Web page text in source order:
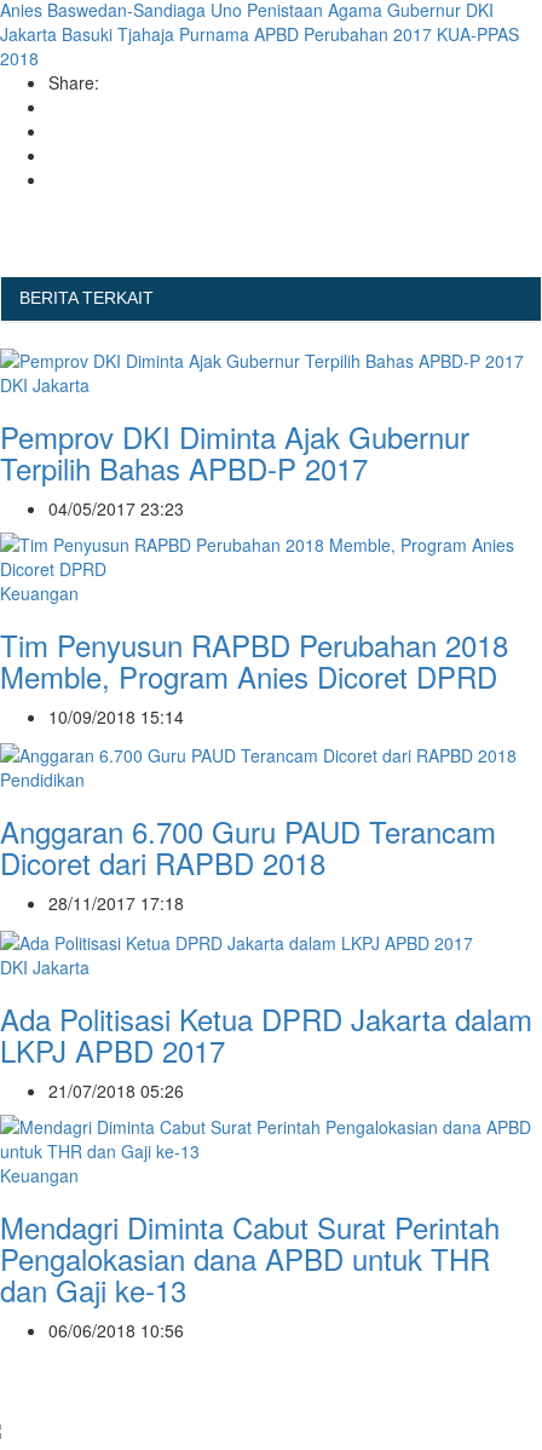
Anies Baswedan-Sandiaga Uno Penistaan Agama Gubernur DKI
Jakarta Basuki Tjahaja Purnama APBD Perubahan 2017 KUA-PPAS
2018
Share:
BERITA TERKAIT
DKI Jakarta
Pemprov DKI Diminta Ajak Gubernur
Terpilih Bahas APBD-P 2017
04/05/2017 23:23
Keuangan
Tim Penyusun RAPBD Perubahan 2018
Memble, Program Anies Dicoret DPRD
10/09/2018 15:14
Pendidikan
Anggaran 6.700 Guru PAUD Terancam
Dicoret dari RAPBD 2018
28/11/2017 17:18
DKI Jakarta
Ada Politisasi Ketua DPRD Jakarta dalam
LKPJ APBD 2017
21/07/2018 05:26
Keuangan
Mendagri Diminta Cabut Surat Perintah
Pengalokasian dana APBD untuk THR
dan Gaji ke-13
06/06/2018 10:56